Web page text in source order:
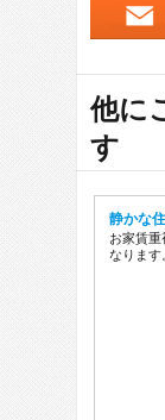
他に
す
静かな
お家賃
なります